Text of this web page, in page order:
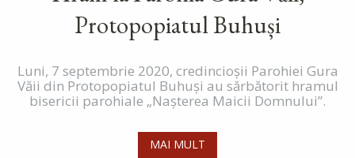
Protopopiatul Buhuși
Luni, 7 septembrie 2020, credincioșii Parohiei Gura
Văii din Protopopiatul Buhuși au sărbătorit hramul
bisericii parohiale „Nașterea Maicii Domnului”.
MAI MULT